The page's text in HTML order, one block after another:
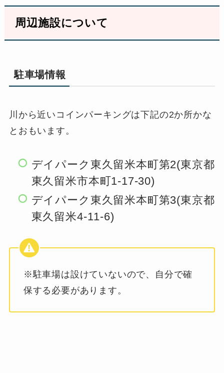
周辺施設について
駐車場情報
川から近いコインパーキングは下記の2か所かな
とおもいます。
デイパーク東久留米本町第2(東京都
東久留米市本町1-17-30)
デイパーク東久留米本町第3(東京都
東久留米4-11-6)
※駐車場は設けていないので、自分で確
保する必要があります。